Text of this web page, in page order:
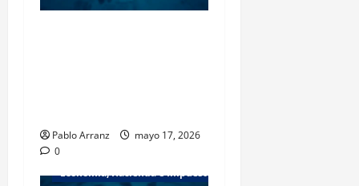
Pablo Arranz
mayo 17, 2026
0
Economía, Hacienda e Impuestos